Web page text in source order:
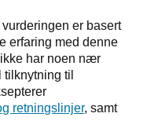
er basert
erfaring med denne
har noen nær
til
retningslinjer, samt